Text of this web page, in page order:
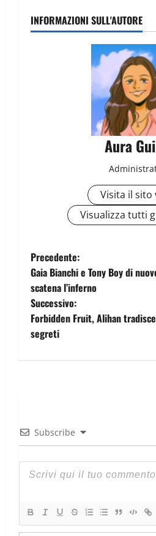
INFORMAZIONI SULL'AUTORE
Aura
Visita il sito
Visualizza tutti
Precedente:
Gaia Bianchi e Tony Boy di
scatena l’inferno
Successivo:
Forbidden Fruit, Alihan
segreti
Subscribe